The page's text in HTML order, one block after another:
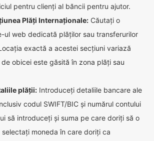
pentru clienți al băncii pentru ajutor.
Plăți Internaționale: Căutați o
ul web dedicată plăților sau transferurilor
exactă a acestei secțiuni variază
obicei este găsită în zona plăți sau
plății: Introduceți detaliile bancare ale
codul SWIFT/BIC și numărul contului
să introduceți și suma pe care doriți să o
moneda în care doriți ca